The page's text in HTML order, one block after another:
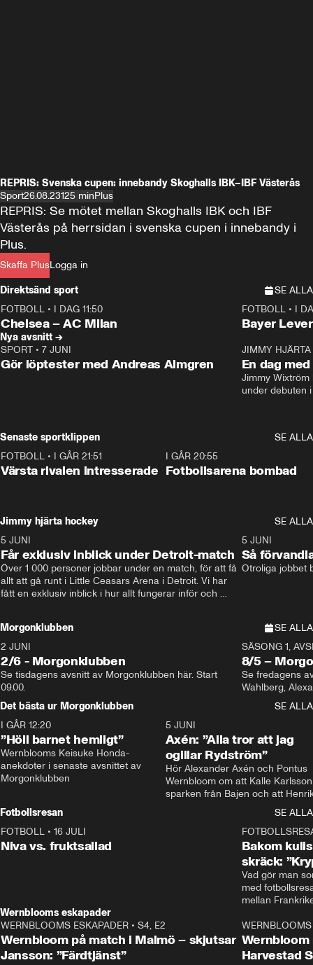
REPRIS: Svenska cupen: innebandy Skoghalls IBK–IBF Västerås
Sport26.08.23125 minPlus
Skaffa PlusLogga in
REPRIS: Se mötet mellan Skoghalls IBK och IBF
Västerås på herrsidan i svenska cupen i innebandy i
Plus.
Direktsänd sport
SE ALLA
Plus
FOTBOLL • I DAG 11:50
Chelsea – AC Milan
Plus
FOTBOLL• I
Bayer
Nya avsnitt →
SPORT • 7 JUNI
Gör löptester med Andreas Almgren
JIMMY
En dag
Jimmy
under debuten
Senaste sportklippen
SE ALLA
FOTBOLL • I GÅR 21:51
Värsta rivalen intresserade
I GÅR 20:55
Fotbollsarena bombad
Jimmy hjärta hockey
SE ALLA
5 JUNI
Får exklusiv inblick under Detroit-match
Över 1 000 personer jobbar under en match, för att få
allt att gå runt i Little Ceasars Arena i Detroit. Vi har
fått en exklusiv inblick i hur allt fungerar inför och
5 JUNI
Så
Otroliga jobbet
Morgonklubben
SE ALLA
2 JUNI
2/6 - Morgonklubben
Se tisdagens avsnitt av Morgonklubben här. Start
SÄSONG 1,
8/5 –
Se fredagens
Det bästa ur Morgonklubben
SE ALLA
I GÅR 12:20
”Höll barnet hemligt”
Wernblooms Keisuke Honda-
anekdoter i senaste avsnittet av
Morgonklubben
5 JUNI
Axén: ”Alla tror att jag
ogillar Rydström”
Hör Alexander Axén och Pontus
Wernbloom om att Kalle
sparken från Bajen och att
Fotbollsresan
SE ALLA
FOTBOLL • 16 JULI
Niva vs. fruktsallad
Bakom
skräck:
Vad gör man
med
Wernblooms eskapader
WERNBLOOMS ESKAPADER • S4, E2
Wernbloom på match i Malmö – skjutsar
Jansson: ”Färdtjänst”
Harvestad